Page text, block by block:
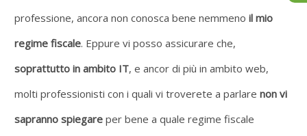
professione, ancora non conosca bene nemmeno il mio
regime fiscale. Eppure vi posso assicurare che,
soprattutto in ambito IT, e ancor di più in ambito web,
molti professionisti con i quali vi troverete a parlare non vi
sapranno spiegareper bene a quale regime fiscale